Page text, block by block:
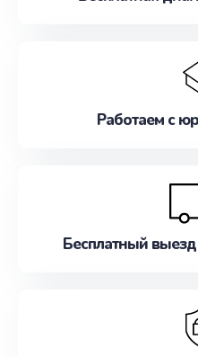
Работаем с
Бесплатный выезд